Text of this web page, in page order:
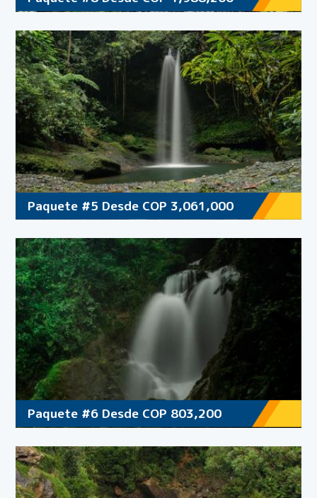
Paquete #5 Desde COP 3,061,000
Paquete #6 Desde COP 803,200